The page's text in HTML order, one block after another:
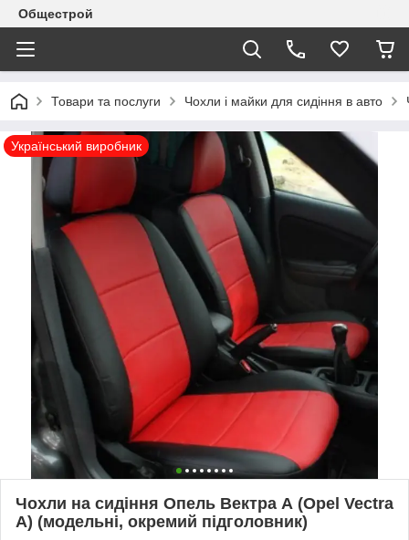
Общестрой
Товари та послуги Чохли і майки для сидіння в авто
Український виробник
Чохли на сидіння Опель Вектра А (Opel Vectra
A) (модельні, окремий підголовник)